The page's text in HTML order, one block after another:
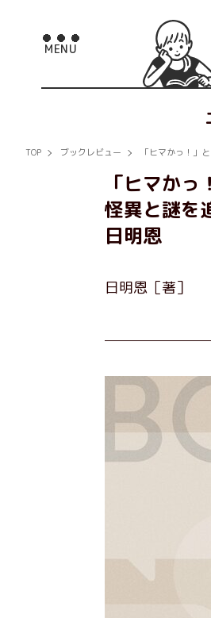
TOP ブックレビュー 「ヒマかっ！」
「ヒマか
怪異と謎を
日明恩
日明恩［著］